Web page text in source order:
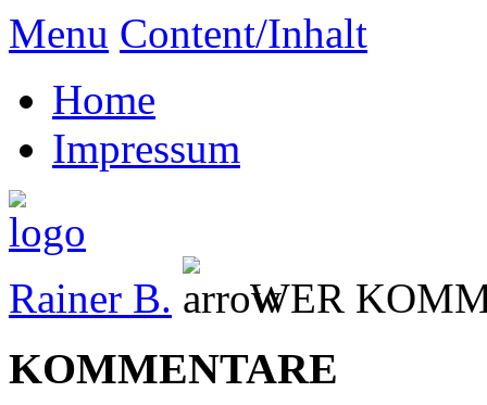
Menu Content/Inhalt
Home
Impressum
Rainer B. WER
KOMMENTARE